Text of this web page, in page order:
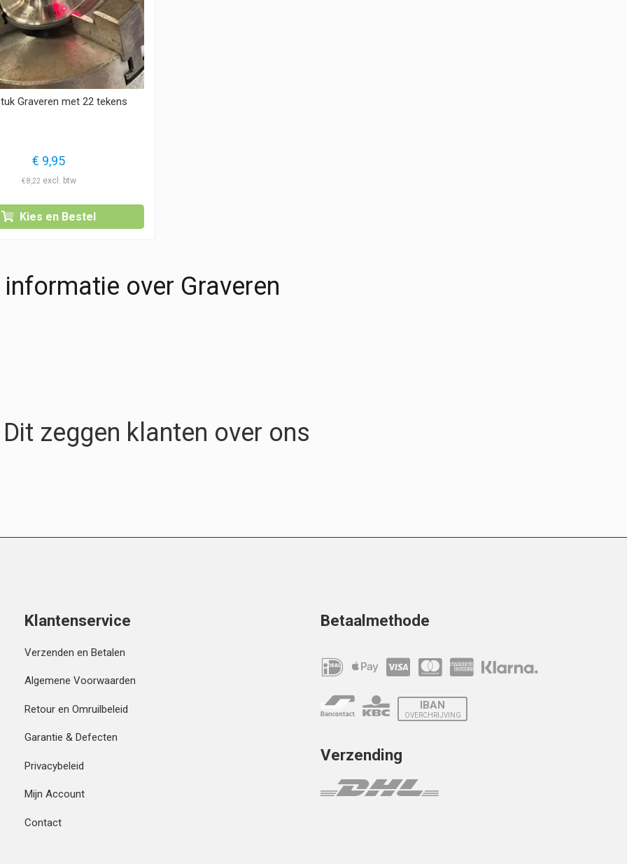
Graveren met 22 tekens
€ 9,95
€8,22
Kies en Bestel
over Graveren
Dit zeggen klanten over ons
Klantenservice
Verzenden en Betalen
Algemene Voorwaarden
Retour en Omruilbeleid
Garantie & Defecten
Privacybeleid
Mijn Account
Contact
Betaalmethode
IBAN
OVERCHRIJVING
Verzending